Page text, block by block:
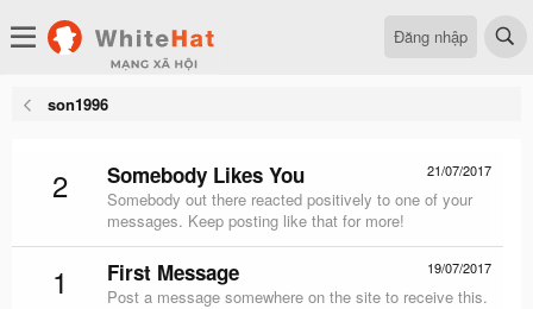
Đăng nhập
son1996
2 21/07/2017
Somebody Likes You
Somebody out there reacted positively to one of your
messages. Keep posting like that for more!
1 19/07/2017
First Message
Post a message somewhere on the site to receive this.